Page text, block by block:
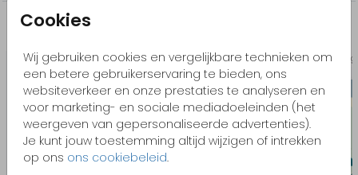
Cookies
Wij gebruiken cookies en vergelijkbare technieken om
een betere gebruikerservaring te bieden, ons
websiteverkeer en onze prestaties te analyseren en
voor marketing- en sociale mediadoeleinden (het
weergeven van gepersonaliseerde advertenties).
Je kunt jouw toestemming altijd wijzigen of intrekken
op ons ons cookiebeleid.
Bestel eerst een proefdruk om het geboortekaartje in het echt te
// Jente
Misschien vind je dit ook leuk